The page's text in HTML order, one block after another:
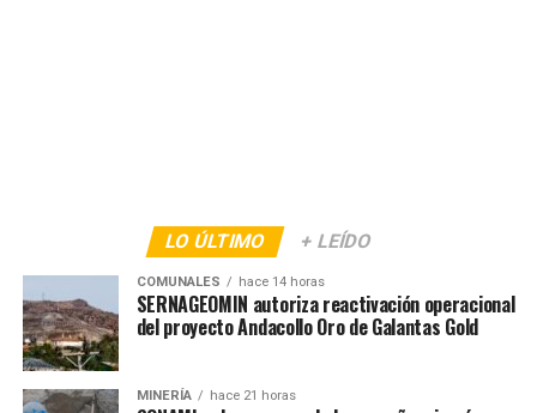
LO ÚLTIMO + LEÍDO
COMUNALES hace 14 horas
SERNAGEOMIN autoriza reactivación operacional
del proyecto Andacollo Oro de Galantas Gold
MINERÍA hace 21 horas